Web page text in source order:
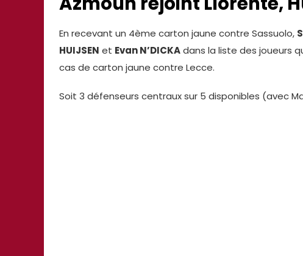
En recevant un 4ème carton jaune contre Sassuolo,
HUIJSEN et Evan N’DICKAdans la liste des joueurs
cas de carton jaune contre Lecce.
Soit 3 défenseurs centraux sur 5 disponibles (avec